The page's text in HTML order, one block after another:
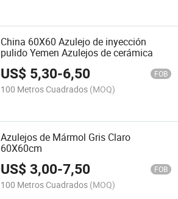
China 60X60 Azulejo de inyección
pulido Yemen Azulejos de cerámica
US$ 5,30-6,50 FOB
100 Metros Cuadrados (MOQ)
Azulejos de Mármol Gris Claro
60X60cm
US$3,00-7,50 FOB
100 Metros Cuadrados (MOQ)